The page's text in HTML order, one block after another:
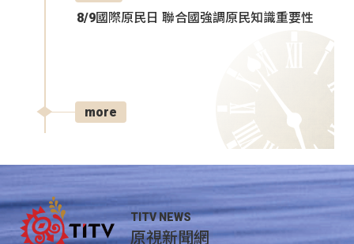
8/9國際原民日 聯合國強調原民知識重要性
more
TITV NEWS
原視新聞網